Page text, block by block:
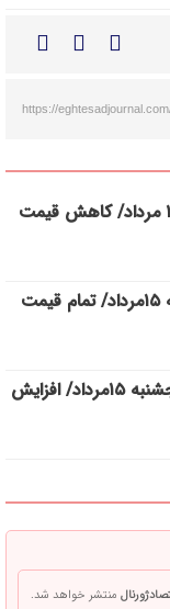
https://
قیمت طلا و سکه امروز جمعه ۱۶ مرداد/ کاهش قیمت
قیمت طلا و سکه امروز پنجشنبه ۱۵مرداد/ تمام قیمت
قیمت طلا، دلار و سکه امروز پنجشنبه ۱۵مرداد/ افزایش
منتشر خواهد شد.